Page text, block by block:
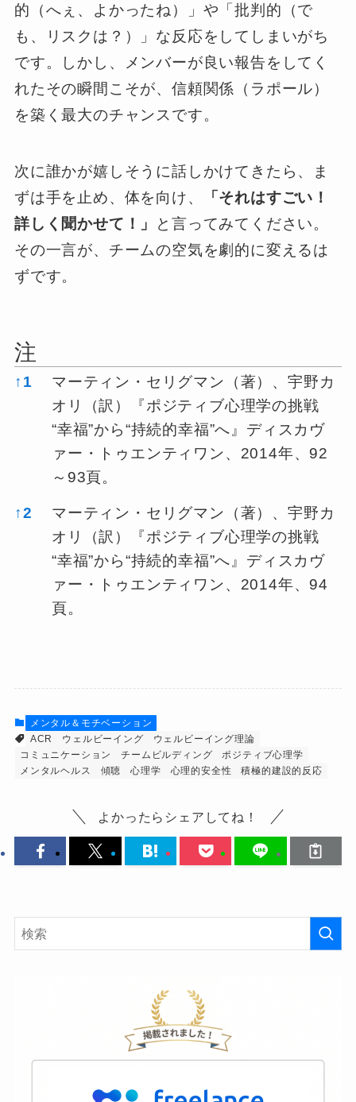
的（へぇ、よかったね）」や「批判的（で
も、リスクは？）」な反応をしてしまいがち
です。しかし、メンバーが良い報告をしてく
れたその瞬間こそが、信頼関係（ラポール）
を築く最大のチャンスです。
次に誰かが嬉しそうに話しかけてきたら、ま
ずは手を止め、体を向け、
「それはすごい！
詳しく聞かせて！」
と言ってみてください。
その一言が、チームの空気を劇的に変えるは
ずです。
注
注
↑ 1
マーティン・セリグマン（著）、宇野カ
オリ（訳）『ポジティブ心理学の挑戦
“幸福”から“持続的幸福”へ』ディスカヴ
ァー・トゥエンティワン、2014年、92
～93頁。
↑2
マーティン・セリグマン（著）、宇野カ
オリ（訳）『ポジティブ心理学の挑戦
“幸福”から“持続的幸福”へ』ディスカヴ
ァー・トゥエンティワン、2014年、94
頁。
メンタル＆モチベーション
ACR
ウェルビーイング
ウェルビーイング理論
コミュニケーション
チームビルディング
ポジティブ心理学
メンタルヘルス
傾聴 心理学 心理的安全性 積極的建設的反応
よかったらシェアしてね！